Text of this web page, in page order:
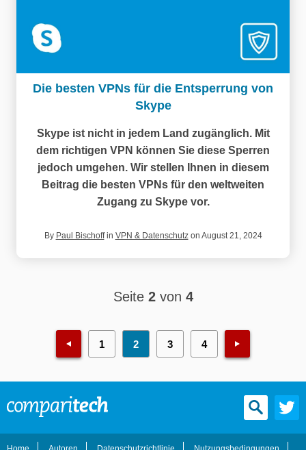
Die besten VPNs für die Entsperrung von
Skype
Skype ist nicht in jedem Land zugänglich. Mit
dem richtigen VPN können Sie diese Sperren
jedoch umgehen. Wir stellen Ihnen in diesem
Beitrag die besten VPNs für den weltweiten
Zugang zu Skype vor.
By Paul Bischoffin VPN & Datenschutzon August 21, 2024
Seite 2von 4
1 2 3 4